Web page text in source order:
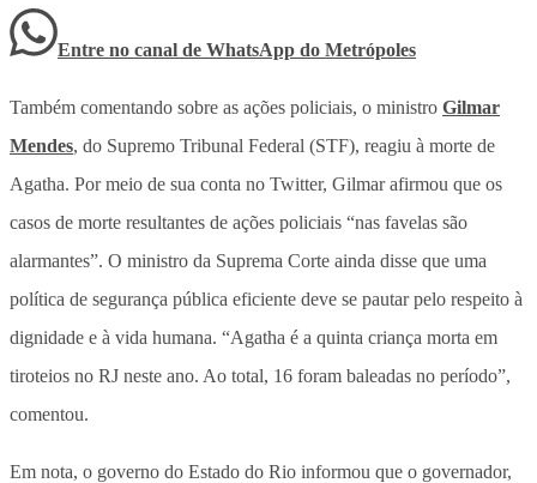
Entre no canal de WhatsApp do Metrópoles
Também comentando sobre as ações policiais, o ministro Gilmar
Mendes, do Supremo Tribunal Federal (STF), reagiu à morte de
Agatha. Por meio de sua conta no Twitter, Gilmar afirmou que os
casos de morte resultantes de ações policiais “nas favelas são
alarmantes”. O ministro da Suprema Corte ainda disse que uma
política de segurança pública eficiente deve se pautar pelo respeito à
dignidade e à vida humana. “Agatha é a quinta criança morta em
tiroteios no RJ neste ano. Ao total, 16 foram baleadas no período”,
comentou.
Em nota, o governo do Estado do Rio informou que o governador,